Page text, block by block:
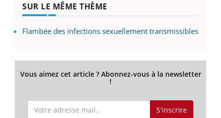
SUR LE MÊME THÈME
Flambée des infections sexuellement transmissibles
Vous aimez cet article ? Abonnez-vous à la newsletter
!
S'inscrire